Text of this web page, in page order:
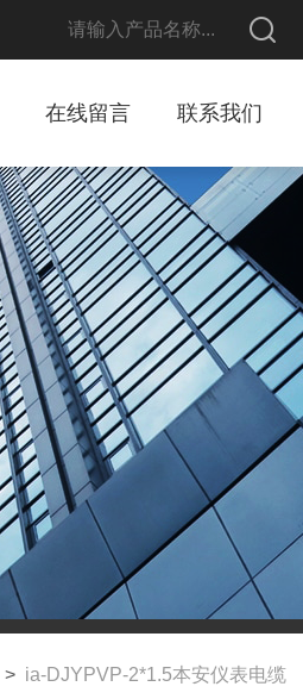
在线留言 联系我们
> ia-DJYPVP-2*1.5本安仪表电缆